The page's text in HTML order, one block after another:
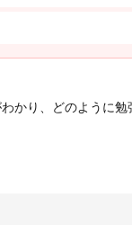
かり、どのように勉